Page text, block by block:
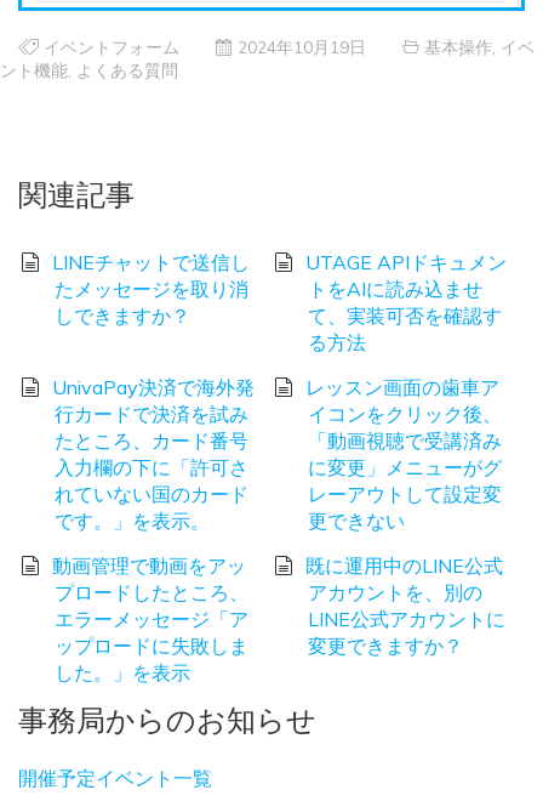
イベントフォーム 2024年10月19日 基本操作, イベ
ント機能, よくある質問
関連記事
LINEチャットで送信し
たメッセージを取り消
しできますか？
UTAGE APIドキュメン
トをAIに読み込ませ
て、実装可否を確認す
る方法
UnivaPay決済で海外発
行カードで決済を試み
たところ、カード番号
入力欄の下に「許可さ
れていない国のカード
です。」を表示。
レッスン画面の歯車ア
イコンをクリック後、
「動画視聴で受講済み
に変更」メニューがグ
レーアウトして設定変
更できない
動画管理で動画をアッ
プロードしたところ、
エラーメッセージ「ア
ップロードに失敗しま
した。」を表示
既に運用中のLINE公式
アカウントを、別の
LINE公式アカウントに
変更できますか？
事務局からのお知らせ
開催予定イベント一覧